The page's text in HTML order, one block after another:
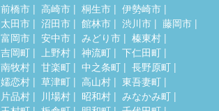
前橋市 高崎市 桐生市
伊勢崎市
太田市
沼田市 館林市 渋川市
藤岡市
富岡市
安中市 みどり市
榛東村
吉岡町
上野村 神流町
下仁田町
南牧村
甘楽町 中之条町
長野原町
嬬恋村
草津町 高山村
東吾妻町
片品村
川場村 昭和村
みなかみ町